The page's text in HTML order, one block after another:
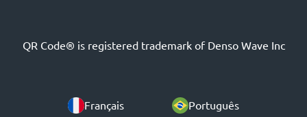
QR Code® is registered trademark of Denso Wave Inc
Français Português